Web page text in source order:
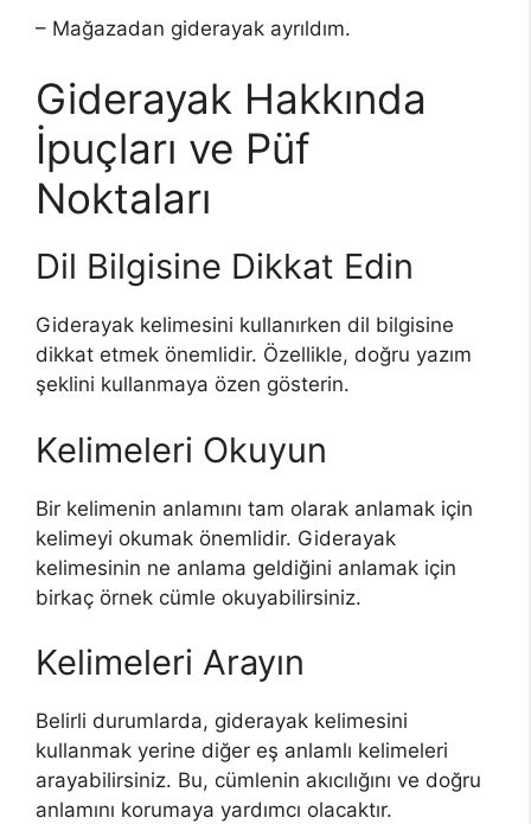
– Mağazadan giderayak ayrıldım.
Giderayak Hakkında
İpuçları ve Püf
Noktaları
Dil Bilgisine Dikkat Edin
Giderayak kelimesini kullanırken dil bilgisine
dikkat etmek önemlidir. Özellikle, doğru yazım
şeklini kullanmaya özen gösterin.
Kelimeleri Okuyun
Bir kelimenin anlamını tam olarak anlamak için
kelimeyi okumak önemlidir. Giderayak
kelimesinin ne anlama geldiğini anlamak için
birkaç örnek cümle okuyabilirsiniz.
Kelimeleri Arayın
Belirli durumlarda, giderayak kelimesini
kullanmak yerine diğer eş anlamlı kelimeleri
arayabilirsiniz. Bu, cümlenin akıcılığını ve doğru
anlamını korumaya yardımcı olacaktır.